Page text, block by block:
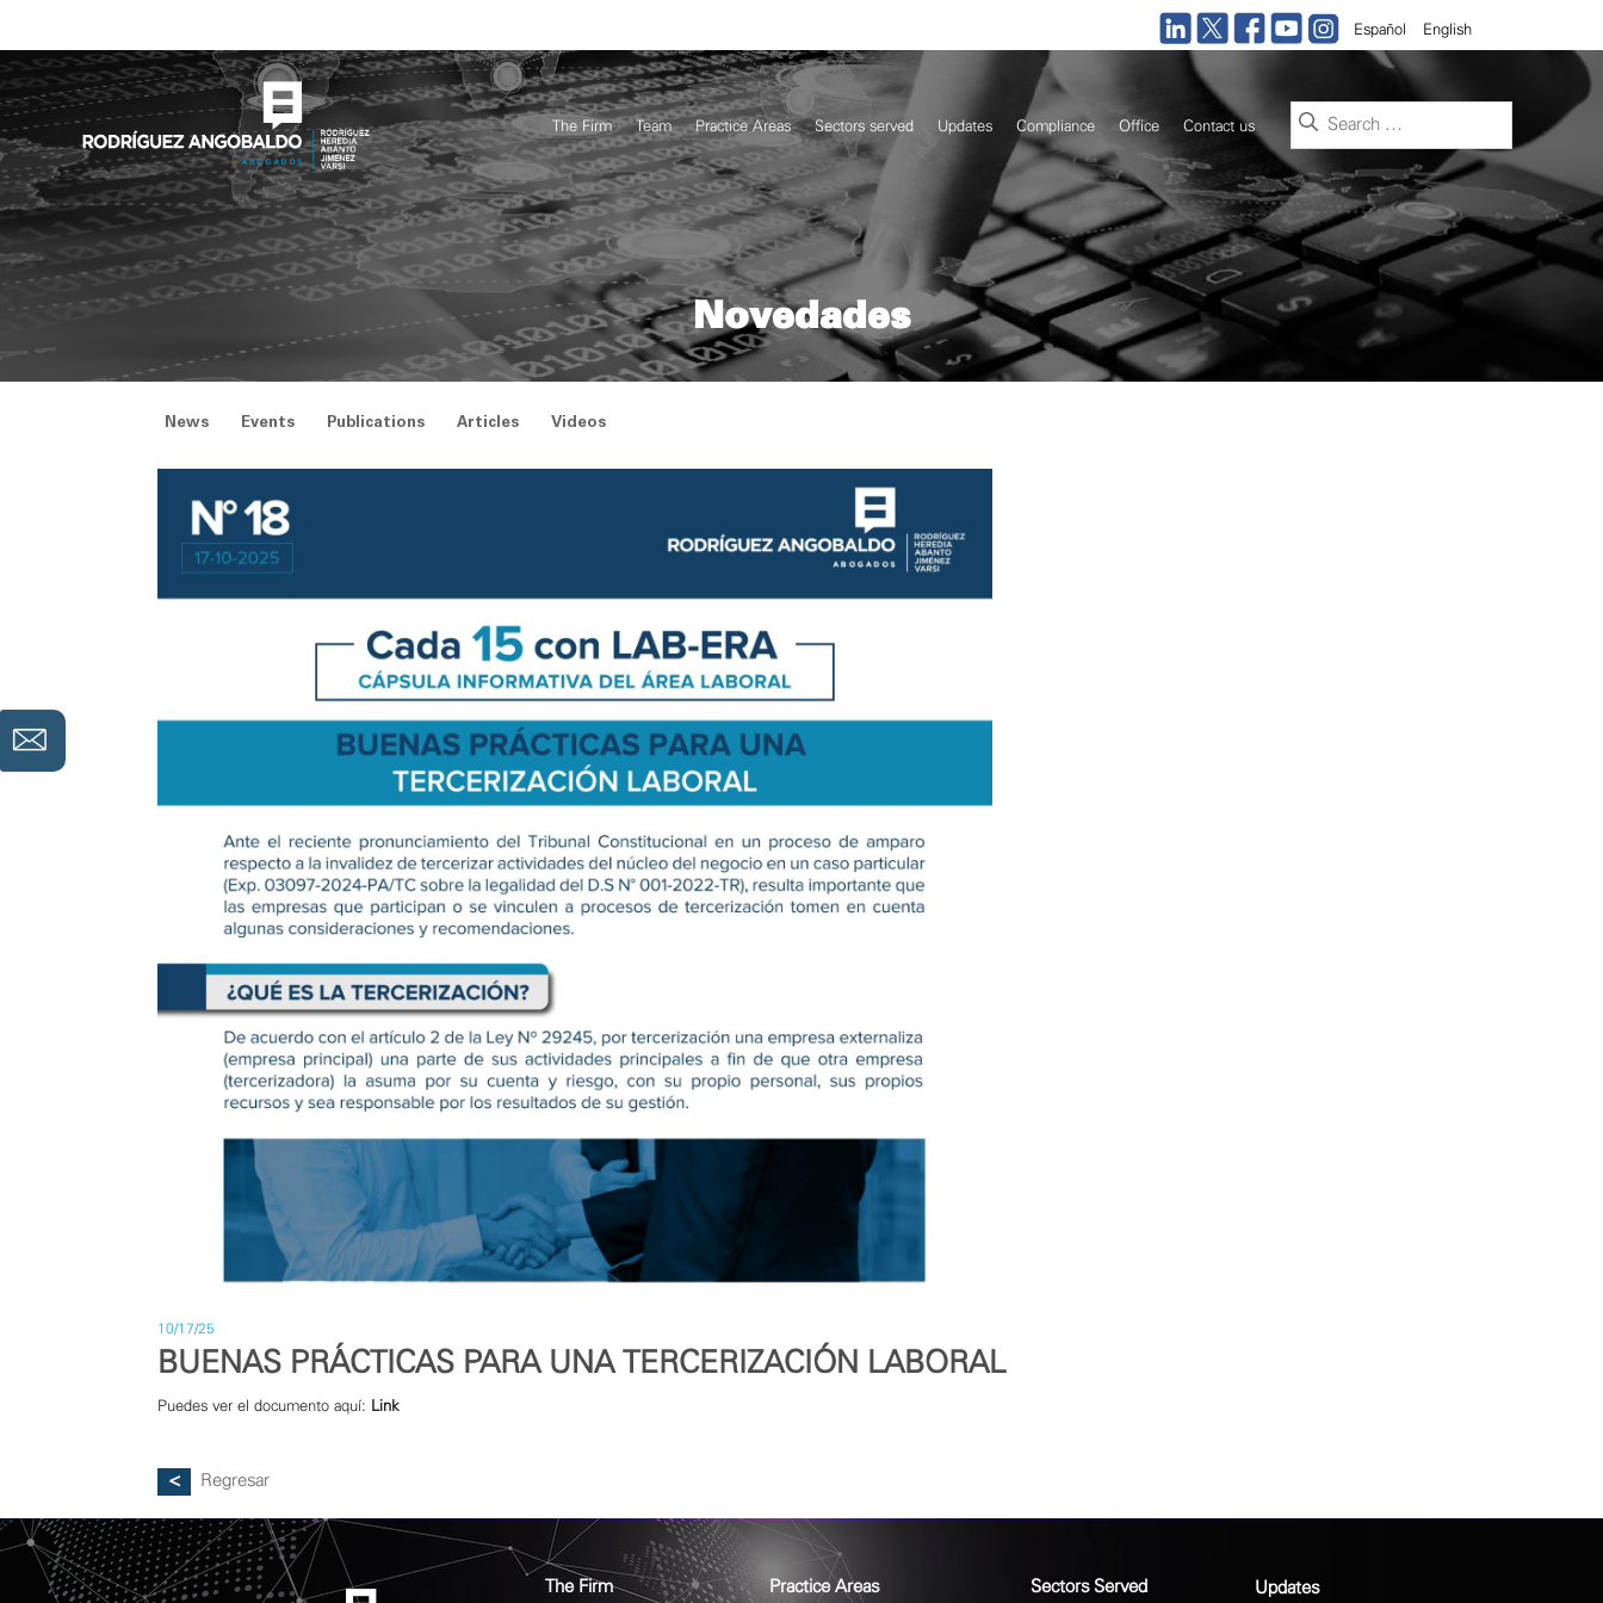
content
Español English
The Firm Team Practice Areas Sectors served Updates Compliance Office Contact us
Search
for:
Novedades
News Events Publications Articles Videos
10/17/25
BUENAS PRÁCTICAS PARA UNA TERCERIZACIÓN LABORAL
Puedes ver el documento aquí: Link
Regresar
The Firm Practice Areas Sectors Served Updates